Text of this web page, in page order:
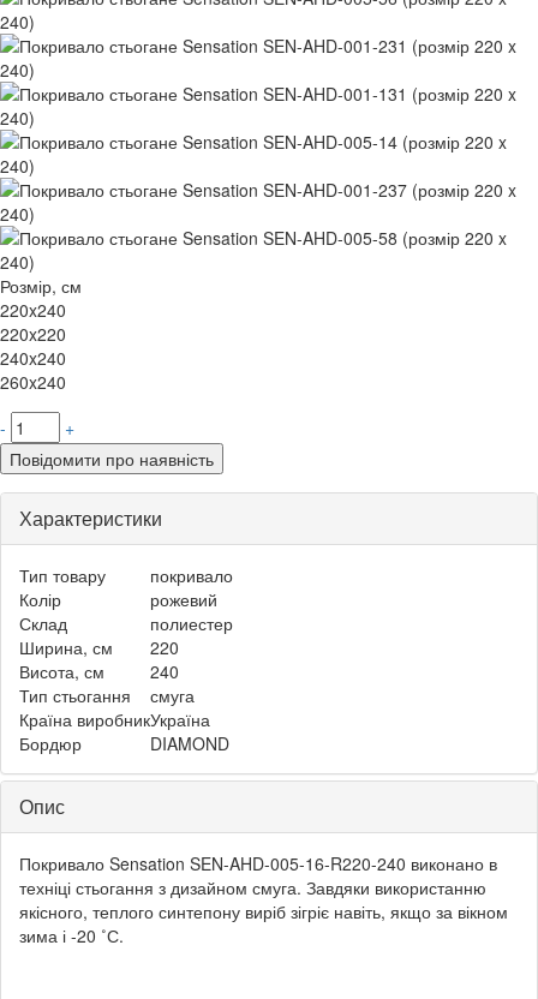
Розмір, см
220x240
220x220
240x240
260x240
-
+
Повідомити про наявність
Характеристики
Тип товару
покривало
Колір
рожевий
Склад
полиестер
Ширина, см
220
Висота, см
240
Тип стьогання
смуга
Країна виробникУкраїна
Бордюр
DIAMOND
Опис
Покривало Sensation SEN-AHD-005-16-R220-240 виконано в
техніці стьогання з дизайном смуга. Завдяки використанню
якісного, теплого синтепону виріб зігріє навіть, якщо за вікном
зима і -20 ˚С.